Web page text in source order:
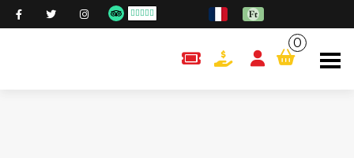
content.cart
0